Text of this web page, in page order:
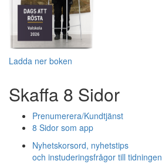
Ladda ner boken
Skaffa 8 Sidor
Prenumerera/Kundtjänst
8 Sidor som app
Nyhetskorsord, nyhetstips
och instuderingsfrågor till tidningen